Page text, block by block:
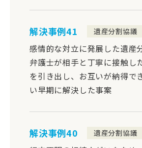
解決事例41 遺産分割協議
感情的な対立に発展した遺産
弁護士が相手と丁寧に接触し
を引き出し、お互いが納得で
い早期に解決した事案
解決事例40 遺産分割協議